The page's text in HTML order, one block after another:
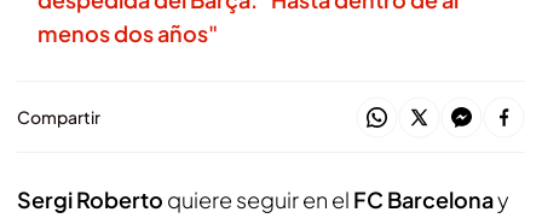
menos dos años"
Compartir
Sergi Roberto quiere seguir en el FC Barcelonay